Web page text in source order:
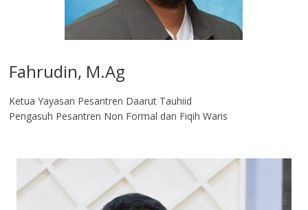
Fahrudin, M.Ag​
Ketua Yayasan Pesantren Daarut Tauhiid
Pengasuh Pesantren Non Formal dan Fiqih Waris